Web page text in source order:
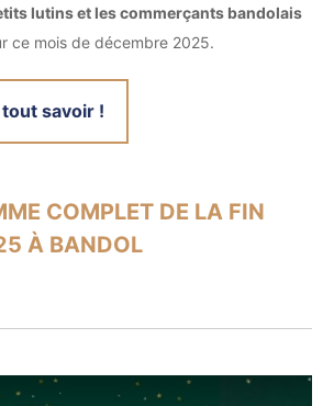
lutins et les commerçants bandolais
ce mois de décembre 2025.
savoir !
COMPLET DE LA FIN
À BANDOL